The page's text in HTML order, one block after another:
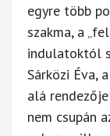
egyre több
szakma, a
indulatoktól
Sárközi Éva,
alá
nem csupán